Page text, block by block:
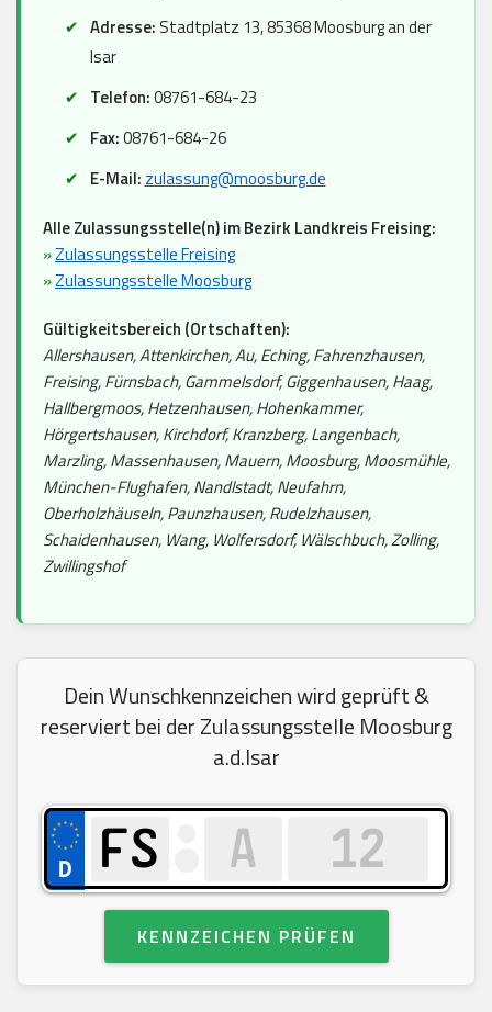
Adresse: Stadtplatz 13, 85368 Moosburg an der
Isar
Telefon:08761-684-23
Fax:08761-684-26
E-Mail: zulassung@moosburg.de
Alle Zulassungsstelle(n) im Bezirk Landkreis Freising:
»Zulassungsstelle Freising
»Zulassungsstelle Moosburg
Gültigkeitsbereich (Ortschaften):
Allershausen, Attenkirchen, Au, Eching, Fahrenzhausen,
Freising, Fürnsbach, Gammelsdorf, Giggenhausen, Haag,
Hallbergmoos, Hetzenhausen, Hohenkammer,
Hörgertshausen, Kirchdorf, Kranzberg, Langenbach,
Marzling, Massenhausen, Mauern, Moosburg, Moosmühle,
München-Flughafen, Nandlstadt, Neufahrn,
Oberholzhäuseln, Paunzhausen, Rudelzhausen,
Schaidenhausen, Wang, Wolfersdorf, Wälschbuch, Zolling,
Zwillingshof
Dein Wunschkennzeichen wird geprüft &
reserviert bei der Zulassungsstelle Moosburg
a.d.Isar
KENNZEICHEN PRÜFEN